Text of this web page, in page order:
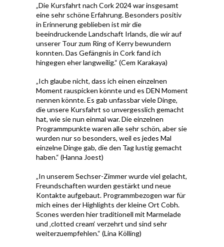
„Die Kursfahrt nach Cork 2024 war insgesamt
eine sehr schöne Erfahrung. Besonders positiv
in Erinnerung geblieben ist mir die
beeindruckende Landschaft Irlands, die wir auf
unserer Tour zum Ring of Kerry bewundern
konnten. Das Gefängnis in Cork fand ich
hingegen eher langweilig.“ (Cem Karakaya)
„Ich glaube nicht, dass ich einen einzelnen
Moment rauspicken könnte und es DEN Moment
nennen könnte. Es gab unfassbar viele Dinge,
die unsere Kursfahrt so unvergesslich gemacht
hat, wie sie nun einmal war. Die einzelnen
Programmpunkte waren alle sehr schön, aber sie
wurden nur so besonders, weil es jedes Mal
einzelne Dinge gab, die den Tag lustig gemacht
haben.“ (Hanna Joest)
„In unserem Sechser-Zimmer wurde viel gelacht,
Freundschaften wurden gestärkt und neue
Kontakte aufgebaut. Programmbezogen war für
mich eines der Highlights der kleine Ort Cobh.
Scones werden hier traditionell mit Marmelade
und ‚clotted cream‘ verzehrt und sind sehr
weiterzuempfehlen.“ (Lina Kölling)